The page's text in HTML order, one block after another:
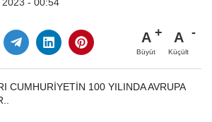
A
Büyüt
A
Küçült